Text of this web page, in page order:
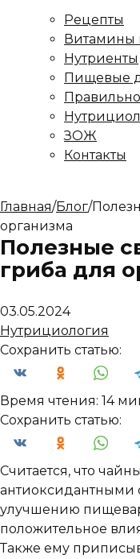
Рецепты
Витамины
Нутриенты
Пищевые
ЗОЖ
Контакты
Главная/Блог/
организма
Полезные
гриба для
03.05.2024
Нутрициология
Сохранить статью:
Время чтения: 14
Сохранить статью:
Считается, что
антиоксидантными
улучшению
положительное
Также ему